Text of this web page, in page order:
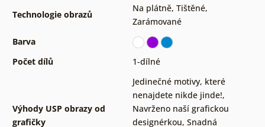
Technologie obrazů
Na plátně, Tištěné,
Zarámované
Barva
Počet dílů
1-dílné
Výhody USP obrazy od
grafičky
Jedinečné motivy, které
nenajdete nikde jinde!,
Navrženo naší grafickou
designérkou, Snadná